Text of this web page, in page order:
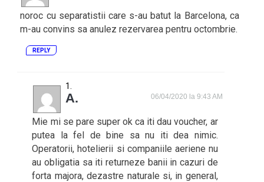
noroc cu separatistii care s-au batut la Barcelona, ca
m-au convins sa anulez rezervarea pentru octombrie.
REPLY
A. 06/04/2020 la 9:43 AM
Mie mi se pare super ok ca iti dau voucher, ar
putea la fel de bine sa nu iti dea nimic.
Operatorii, hotelierii si companiile aeriene nu
au obligatia sa iti returneze banii in cazuri de
forta majora, dezastre naturale si, in general,